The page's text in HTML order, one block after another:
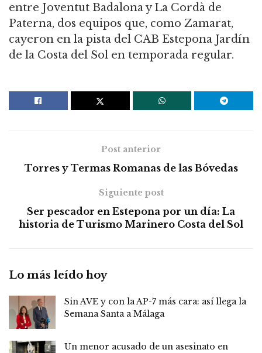
entre Joventut Badalona y La Cordà de
Paterna, dos equipos que, como Zamarat,
cayeron en la pista del CAB Estepona Jardín
de la Costa del Sol en temporada regular.
Post anterior
Torres y Termas Romanas de las Bóvedas
Siguiente post
Ser pescador en Estepona por un día: La
historia de Turismo Marinero Costa del Sol
Lo más leído hoy
Sin AVE y con la AP-7 más cara: así llega la
Semana Santa a Málaga
Un menor acusado de un asesinato en